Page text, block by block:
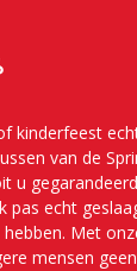
kinderfeest
van de
u
pas echt
Met
mensen